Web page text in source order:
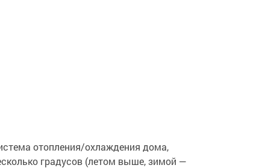
отопления/охлаждения дома,
градусов (летом выше, зимой —